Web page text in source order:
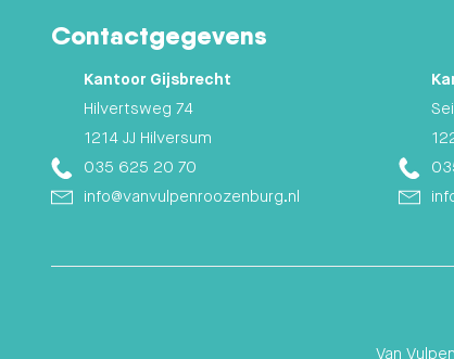
Contactgegevens
Kantoor Gijsbrecht
Hilvertsweg 74
1214 JJ Hilversum
035 625 20 70
info@vanvulpenroozenburg.nl
Van